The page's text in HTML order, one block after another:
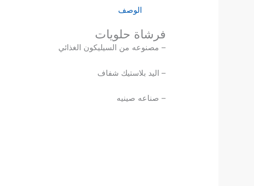
الوصف
فرشاة حلويات
– مصنوعه من السيليكون الغذائي
– اليد بلاستيك شفاف
– صناعه صينيه